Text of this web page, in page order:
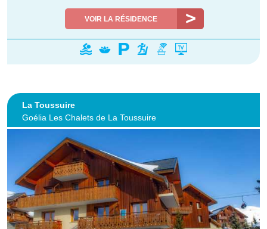
VOIR LA RÉSIDENCE
La Toussuire
Goélia Les Chalets de La Toussuire